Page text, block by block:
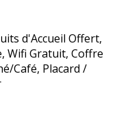
d'Accueil Offert,
Wifi Gratuit, Coffre
Café, Placard /